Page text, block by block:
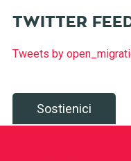
TWITTER
Tweets by
Sostienici